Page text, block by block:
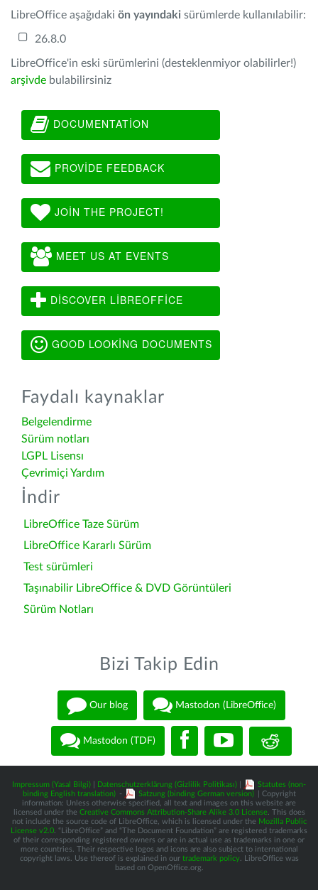
LibreOffice aşağıdaki ön yayındaki sürümlerde kullanılabilir:
26.8.0
LibreOffice'in eski sürümlerini (desteklenmiyor olabilirler!)
arşivde bulabilirsiniz
DOCUMENTATION
PROVIDE FEEDBACK
JOIN THE PROJECT!
MEET US AT EVENTS
DISCOVER LIBREOFFICE
GOOD LOOKING DOCUMENTS
Faydalı kaynaklar
Belgelendirme
Sürüm notları
LGPL Lisensı
Çevrimiçi Yardım
İndir
LibreOffice Taze Sürüm
LibreOffice Kararlı Sürüm
Test sürümleri
Taşınabilir LibreOffice & DVD Görüntüleri
Sürüm Notları
Bizi Takip Edin
Our blog Mastodon (LibreOffice)
Mastodon (TDF)
Impressum (Yasal Bilgi) Datenschutzerklärung (Gizlilik Politikası)
Statutes (non-
binding English translation) - Satzung (binding German version)
| Copyright
information: Unless otherwise specified, all text and images on this website are
licensed under the Creative Commons Attribution-Share Alike 3.0 License. This does
not include the source code of LibreOffice, which is licensed under the Mozilla Public
License v2.0 . “LibreOffice” and “The Document Foundation” are registered trademarks
of their corresponding registered owners or are in actual use as trademarks in one or
more countries. Their respective logos and icons are also subject to international
copyright laws. Use thereof is explained in our trademark policy. LibreOffice was
based on OpenOffice.org.